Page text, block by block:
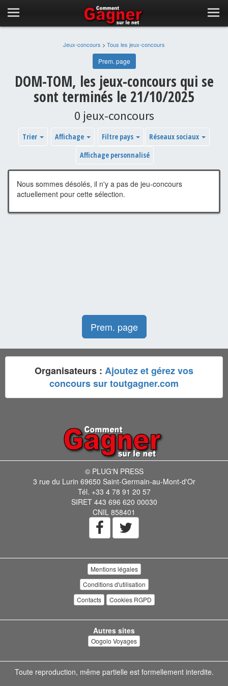
Jeux-concours > Tous les jeux-concours
Prem. page
DOM-TOM, les jeux-concours qui se
sont terminés le 21/10/2025
0 jeux-concours
Trier Affichage Filtre pays
Réseaux sociaux
Affichage personnalisé
Nous sommes désolés, il n'y a pas de jeu-concours
actuellement pour cette sélection.
Prem. page
Organisateurs : Ajoutez et gérez vos
concours sur toutgagner.com
© PLUG'N PRESS
3 rue du Lurin 69650 Saint-Germain-au-Mont-d'Or
Tél. +33 4 78 91 20 57
SIRET 443 696 620 00030
CNIL 858401
Mentions légales
Conditions d'utilisation
Contacts
Cookies RGPD
Autres sites
Oogolo Voyages
Toute reproduction, même partielle est formellement interdite.